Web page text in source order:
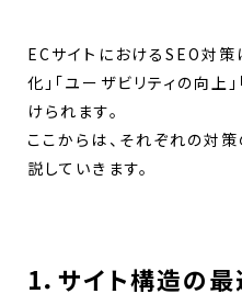
ECサイトにおけるSEO対策
化」「ユーザビリティの向上
けられます。
ここからは、それぞれの対
説していきます。
1．サイト構造の